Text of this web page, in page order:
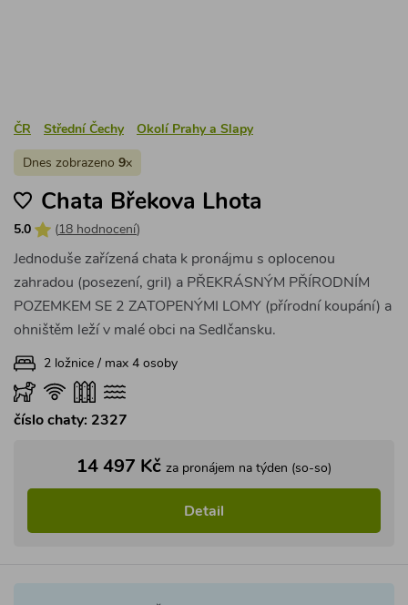
ČR Střední Čechy Okolí Prahy a Slapy
Dnes zobrazeno 9x
Chata Břekova Lhota
5.0 (18 hodnocení)
Jednoduše zařízená chata k pronájmu s oplocenou
zahradou (posezení, gril) a PŘEKRÁSNÝM PŘÍRODNÍM
POZEMKEM SE 2 ZATOPENÝMI LOMY (přírodní koupání) a
ohništěm leží v malé obci na Sedlčansku.
2 ložnice / max 4 osoby
číslo chaty: 2327
14 497 Kč za pronájem na týden (so-so)
Detail